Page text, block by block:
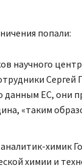
попали:
научного
данным ЕС, они
«таким
химик
химии и